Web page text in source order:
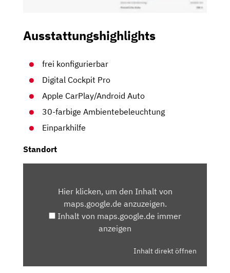
Ausstattungshighlights
frei konfigurierbar
Digital Cockpit Pro
Apple CarPlay/Android Auto
30-farbige Ambientebeleuchtung
Einparkhilfe
Standort
MAPS.GOOGLE.DEHier klicken, um den Inhalt von
maps.google.de anzuzeigen.
Inhalt von maps.google.de immer
anzeigen
Inhalt direkt öffnen